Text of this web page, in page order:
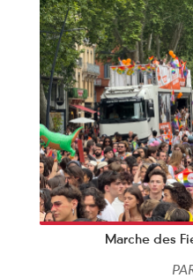
Marche des